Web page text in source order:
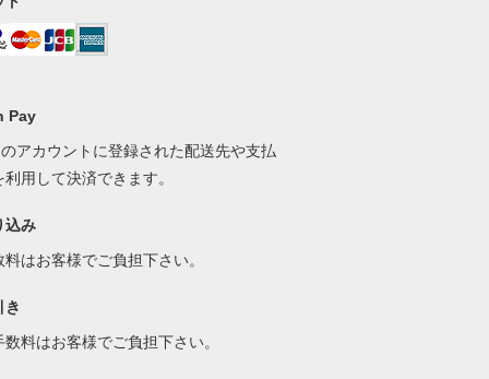
Pay
アカウントに登録された配送先や支払
利用して決済できます。
込み
料はお客様でご負担下さい。
き
数料はお客様でご負担下さい。